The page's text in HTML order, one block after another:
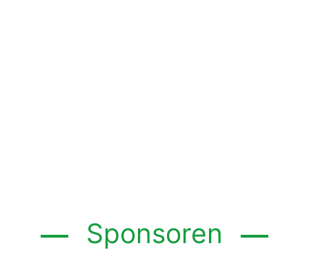
Sponsoren